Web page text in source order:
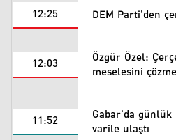
12:25 DEM Parti’den
12:03 Özgür Özel:
meselesini
11:52 Gabar'da
varile ulaştı